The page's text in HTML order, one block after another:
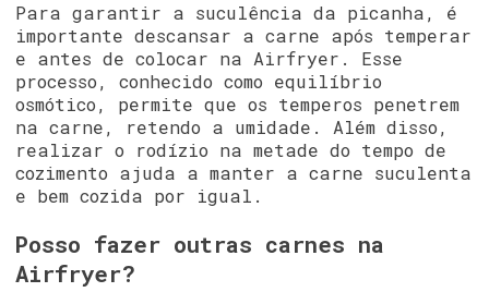
Para garantir a suculência da picanha, é
importante descansar a carne após temperar
e antes de colocar na Airfryer. Esse
processo, conhecido como equilíbrio
osmótico, permite que os temperos penetrem
na carne, retendo a umidade. Além disso,
realizar o rodízio na metade do tempo de
cozimento ajuda a manter a carne suculenta
e bem cozida por igual.
Posso fazer outras carnes na
Airfryer?